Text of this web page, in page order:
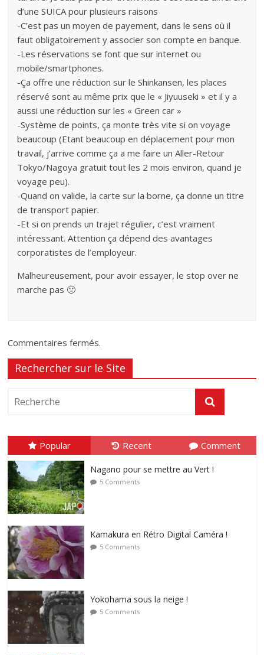
d’une SUICA pour plusieurs raisons
-C’est pas un moyen de payement, dans le sens où il
faut obligatoirement y associer son compte en banque.
-Les réservations se font que sur internet ou
mobile/smartphones.
-Ça offre une réduction sur le Shinkansen, les places
réservé sont au même prix que le « Jiyuuseki » et il y a
aussi une réduction sur les « Green car »
-Système de points, ça monte très vite si on voyage
beaucoup (Etant beaucoup en déplacement pour mon
travail, j’arrive comme ça a me faire un Aller-Retour
Tokyo/Nagoya gratuit tout les 2 mois environ, quand je
voyage peu).
-Quand on valide, la carte sur la borne, ça donne un titre
de transport papier.
-Et si on prends un trajet régulier, c’est vraiment
intéressant. Attention ça dépend des avantages
corporatistes de l’employeur.
Malheureusement, pour avoir essayer, le stop over ne
marche pas 🙁
Commentaires fermés.
Rechercher sur le Site
Popular Recent Comment
Nagano pour se mettre au Vert !
5 Comments
Kamakura en Rétro Digital Caméra !
5 Comments
Yokohama sous la neige !
5 Comments